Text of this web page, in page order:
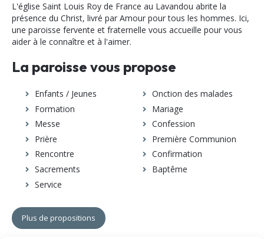
L'église Saint Louis Roy de France au Lavandou abrite la
présence du Christ, livré par Amour pour tous les hommes. Ici,
une paroisse fervente et fraternelle vous accueille pour vous
aider à le connaître et à l'aimer.
La paroisse vous propose
Enfants / Jeunes
Formation
Messe
Prière
Rencontre
Sacrements
Service
Onction des malades
Mariage
Confession
Première Communion
Confirmation
Baptême
Plus de propositions